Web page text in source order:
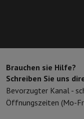
Sport, Gaming &
Gaming Konsole
Sport Zubehör Sport
Batterien &
Infos & Beratung
Untertitel live in
Sprachübersetzungen
Brauchen sie Hilfe?
Schreiben Sie uns
Bevorzugter Kanal -
Öffnungszeiten (Mo-